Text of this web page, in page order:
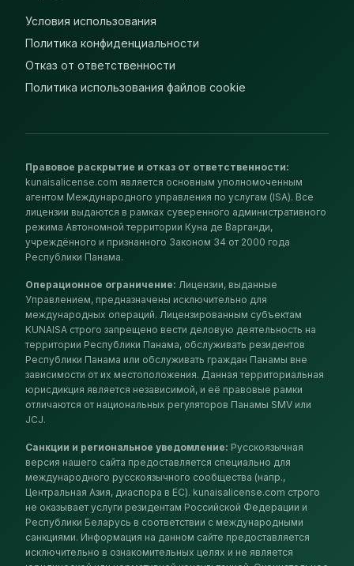
Условия использования
Политика конфиденциальности
Отказ от ответственности
Политика использования файлов cookie
Правовое раскрытие и отказ от ответственности:
kunaisalicense.com является основным уполномоченным
агентом Международного управления по услугам (ISA). Все
лицензии выдаются в рамках суверенного административного
режима Автономной территории Куна де Варганди,
учреждённого и признанного Законом 34 от 2000 года
Республики Панама.
Операционное ограничение: Лицензии, выданные
Управлением, предназначены исключительно для
международных операций. Лицензированным субъектам
KUNAISA строго запрещено вести деловую деятельность на
территории Республики Панама, обслуживать резидентов
Республики Панама или обслуживать граждан Панамы вне
зависимости от их местоположения. Данная территориальная
юрисдикция является независимой, и её правовые рамки
отличаются от национальных регуляторов Панамы SMV или
JCJ.
Санкции и региональное уведомление: Русскоязычная
версия нашего сайта предоставляется специально для
международного русскоязычного сообщества (напр.,
Центральная Азия, диаспора в ЕС). kunaisalicense.com строго
не оказывает услуги резидентам Российской Федерации и
Республики Беларусь в соответствии с международными
санкциями. Информация на данном сайте предоставляется
исключительно в ознакомительных целях и не является